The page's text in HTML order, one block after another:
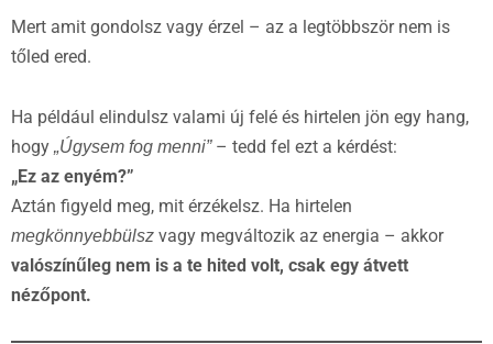
Mert amit gondolsz vagy érzel – az a legtöbbször nem is
tőled ered.
Ha például elindulsz valami új felé és hirtelen jön egy hang,
hogy „Úgysem fog menni”– tedd fel ezt a kérdést:
„Ez az enyém?”
Aztán figyeld meg, mit érzékelsz. Ha hirtelen
megkönnyebbülsz vagy megváltozik az energia – akkor
valószínűleg nem is a te hited volt, csak egy átvett
nézőpont.